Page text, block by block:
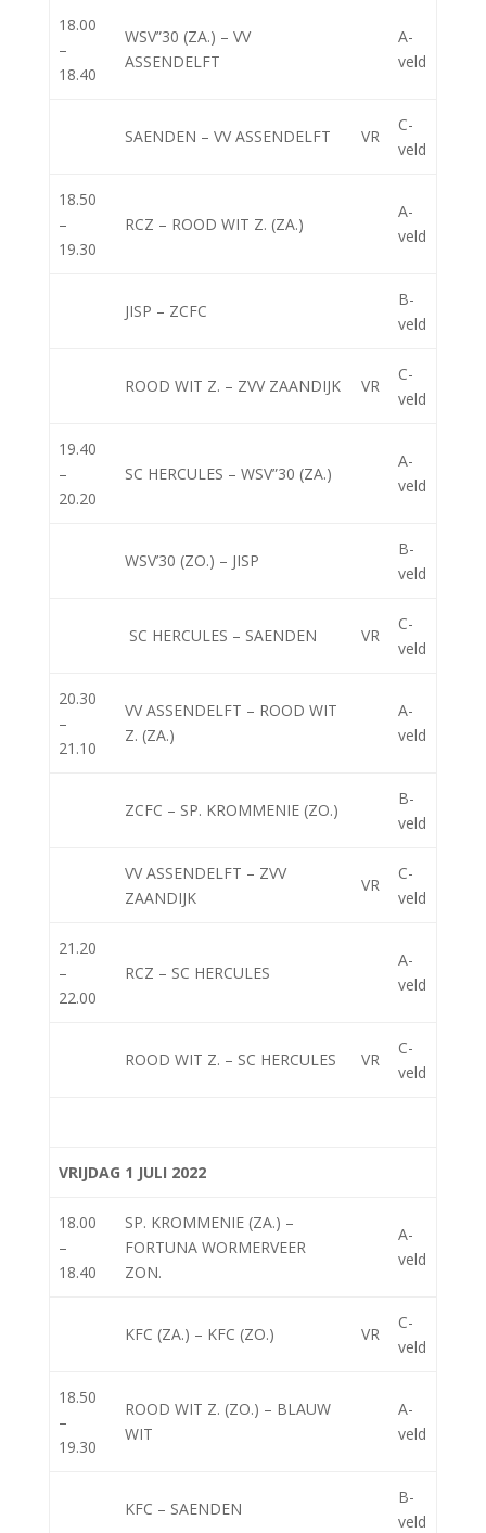
18.00
–
18.40
WSV”30 (ZA.) – VV
ASSENDELFT
A-
veld
SAENDEN – VV ASSENDELFT VR
C-
veld
18.50
–
19.30
RCZ – ROOD WIT Z. (ZA.)
A-
veld
JISP – ZCFC
B-
veld
ROOD WIT Z. – ZVV ZAANDIJK VR
C-
veld
19.40
–
20.20
SC HERCULES – WSV”30 (ZA.)
A-
veld
WSV’30 (ZO.) – JISP
B-
veld
SC HERCULES – SAENDEN VR
C-
veld
20.30
–
21.10
VV ASSENDELFT – ROOD WIT
Z. (ZA.)
A-
veld
ZCFC – SP. KROMMENIE (ZO.)
B-
veld
VV ASSENDELFT – ZVV
ZAANDIJK
VR
C-
veld
21.20
–
22.00
RCZ – SC HERCULES
A-
veld
ROOD WIT Z. – SC HERCULES VR
C-
veld
VRIJDAG 1 JULI 2022
18.00
–
18.40
SP. KROMMENIE (ZA.) –
FORTUNA WORMERVEER
ZON.
A-
veld
KFC (ZA.) – KFC (ZO.) VR
C-
veld
18.50
–
19.30
ROOD WIT Z. (ZO.) – BLAUW
WIT
A-
veld
KFC – SAENDEN
B-
veld